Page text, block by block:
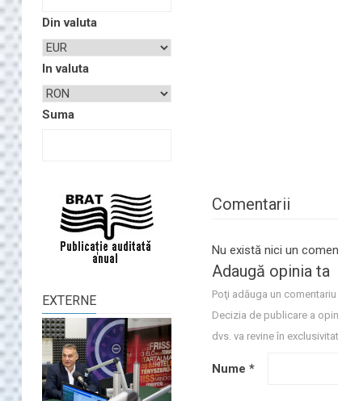
Din valuta
In valuta
Suma
EXTERNE
Comentarii
Nu există nici un
Adaugă opinia ta
Poţi adăuga un
Decizia de publicare a
dvs. va revine în
Nume *